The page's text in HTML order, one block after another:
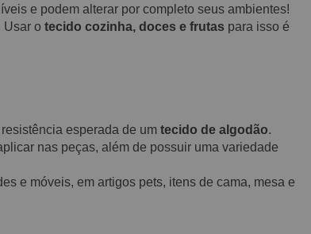
e podem alterar por completo seus ambientes!
Usar o tecido cozinha, doces e frutas para isso é
esperada de um tecido de algodão.
nas peças, além de possuir uma variedade
e móveis, em artigos pets, itens de cama, mesa e